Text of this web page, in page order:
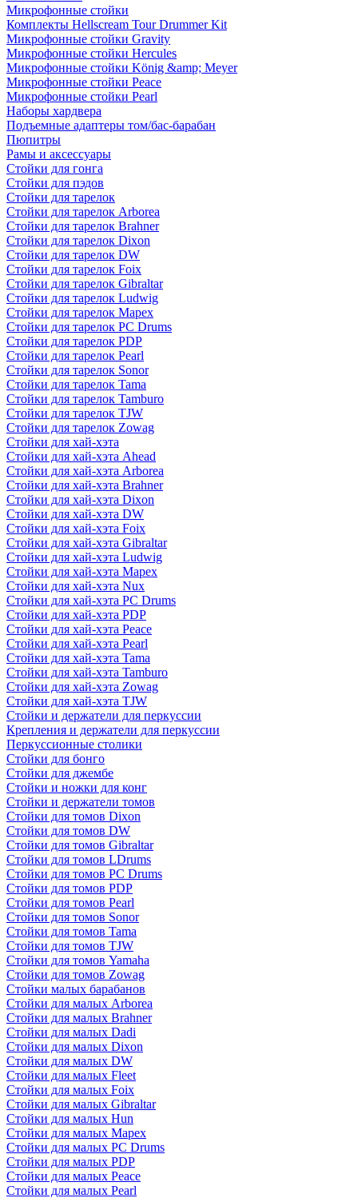
Микрофонные стойки
Комплекты Hellscream Tour Drummer Kit
Микрофонные стойки Gravity
Микрофонные стойки Hercules
Микрофонные стойки König &amp; Meyer
Микрофонные стойки Peace
Микрофонные стойки Pearl
Наборы хардвера
Подъемные адаптеры том/бас-барабан
Пюпитры
Рамы и аксессуары
Стойки для гонга
Стойки для пэдов
Стойки для тарелок
Стойки для тарелок Arborea
Стойки для тарелок Brahner
Стойки для тарелок Dixon
Стойки для тарелок DW
Стойки для тарелок Foix
Стойки для тарелок Gibraltar
Стойки для тарелок Ludwig
Стойки для тарелок Mapex
Стойки для тарелок PC Drums
Стойки для тарелок PDP
Стойки для тарелок Pearl
Стойки для тарелок Sonor
Стойки для тарелок Tama
Стойки для тарелок Tamburo
Стойки для тарелок TJW
Стойки для тарелок Zowag
Стойки для хай-хэта
Стойки для хай-хэта Ahead
Стойки для хай-хэта Arborea
Стойки для хай-хэта Brahner
Стойки для хай-хэта Dixon
Стойки для хай-хэта DW
Стойки для хай-хэта Foix
Стойки для хай-хэта Gibraltar
Стойки для хай-хэта Ludwig
Стойки для хай-хэта Mapex
Стойки для хай-хэта Nux
Стойки для хай-хэта PC Drums
Стойки для хай-хэта PDP
Стойки для хай-хэта Peace
Стойки для хай-хэта Pearl
Стойки для хай-хэта Tama
Стойки для хай-хэта Tamburo
Стойки для хай-хэта Zowag
Стойки для хай-хэта TJW
Стойки и держатели для перкуссии
Крепления и держатели для перкуссии
Перкуссионные столики
Стойки для бонго
Стойки для джембе
Стойки и ножки для конг
Стойки и держатели томов
Стойки для томов Dixon
Стойки для томов DW
Стойки для томов Gibraltar
Стойки для томов LDrums
Стойки для томов PC Drums
Стойки для томов PDP
Стойки для томов Pearl
Стойки для томов Sonor
Стойки для томов Tama
Стойки для томов TJW
Стойки для томов Yamaha
Стойки для томов Zowag
Стойки малых барабанов
Стойки для малых Arborea
Стойки для малых Brahner
Стойки для малых Dadi
Стойки для малых Dixon
Стойки для малых DW
Стойки для малых Fleet
Стойки для малых Foix
Стойки для малых Gibraltar
Стойки для малых Hun
Стойки для малых Mapex
Стойки для малых PC Drums
Стойки для малых PDP
Стойки для малых Peace
Стойки для малых Pearl